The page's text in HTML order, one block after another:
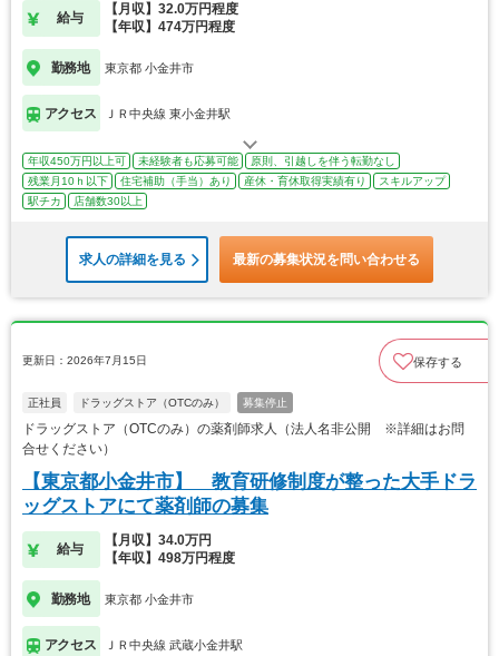
給与
【月収】32.0万円程度
【年収】474万円程度
勤務地 東京都 小金井市
アクセス ＪＲ中央線 東小金井駅
年収450万円以上可 未経験者も応募可能
原則、引越しを伴う転勤なし
残業月10ｈ以下
住宅補助（手当）あり 産休・育休取得実績有り
スキルアップ
駅チカ
店舗数30以上
求人の詳細を見る 最新の募集状況を問い合わせる
更新日：2026年7月15日 保存する
正社員 ドラッグストア（OTCのみ） 募集停止
ドラッグストア（OTCのみ）の薬剤師求人（法人名非公開 ※詳細はお問
合せください）
【東京都小金井市】 教育研修制度が整った大手ドラ
ッグストアにて薬剤師の募集
給与
【月収】34.0万円
【年収】498万円程度
勤務地 東京都 小金井市
アクセス ＪＲ中央線 武蔵小金井駅